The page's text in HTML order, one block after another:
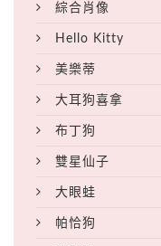
綜合肖像
Hello Kitty
美樂蒂
大耳狗喜拿
布丁狗
雙星仙子
大眼蛙
帕恰狗